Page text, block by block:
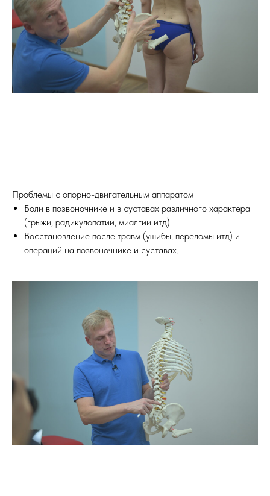
Проблемы с опорно-двигательным аппаратом
Боли в позвоночнике и в суставах различного характера
(грыжи, радикулопатии, миалгии итд)
Восстановление после травм (ушибы, переломы итд) и
операций на позвоночнике и суставах.